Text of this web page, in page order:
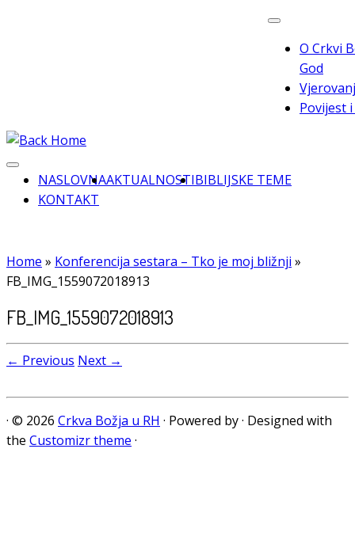
O Crkvi
God
Povijest
NASLOVNAAKTUALNOSTIBIBLIJSKE TEME
KONTAKT
Home » Konferencija sestara – Tko je moj bližnji »
FB_IMG_1559072018913
FB_IMG_1559072018913
← Previous Next →
· © 2026 Crkva Božja u RH · Powered by· Designed with
the Customizr theme ·